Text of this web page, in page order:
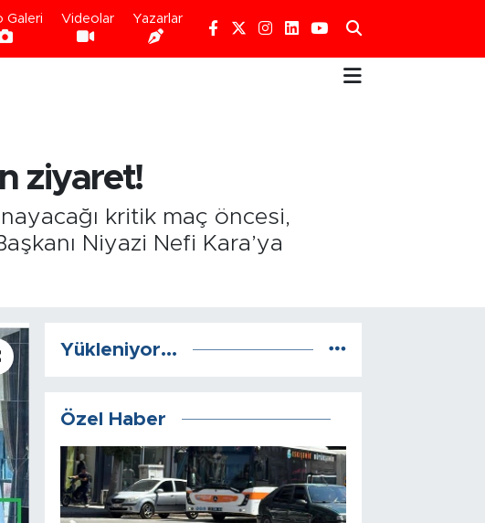
Galeri Videolar Yazarlar
ziyaret!
kritik maç öncesi,
Niyazi Nefi Kara’ya
Yükleniyor...
Özel Haber